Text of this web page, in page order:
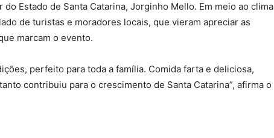
Estado de Santa Catarina, Jorginho Mello. Em meio ao clima
de turistas e moradores locais, que vieram apreciar as
marcam o evento.
perfeito para toda a família. Comida farta e deliciosa,
contribuiu para o crescimento de Santa Catarina”, afirma o